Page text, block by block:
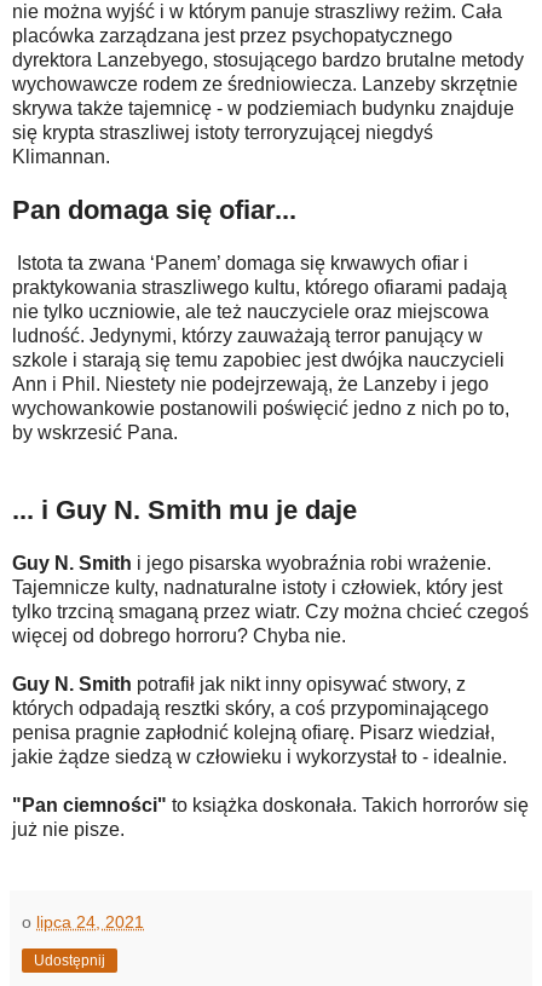
nie można wyjść i w którym panuje straszliwy reżim. Cała
placówka zarządzana jest przez psychopatycznego
dyrektora Lanzebyego, stosującego bardzo brutalne metody
wychowawcze rodem ze średniowiecza. Lanzeby skrzętnie
skrywa także tajemnicę - w podziemiach budynku znajduje
się krypta straszliwej istoty terroryzującej niegdyś
Klimannan.
Pan domaga się ofiar...
Istota ta zwana ‘Panem’ domaga się krwawych ofiar i
praktykowania straszliwego kultu, którego ofiarami padają
nie tylko uczniowie, ale też nauczyciele oraz miejscowa
ludność. Jedynymi, którzy zauważają terror panujący w
szkole i starają się temu zapobiec jest dwójka nauczycieli
Ann i Phil. Niestety nie podejrzewają, że Lanzeby i jego
wychowankowie postanowili poświęcić jedno z nich po to,
by wskrzesić Pana.
... i Guy N. Smith mu je daje
Guy N. Smith i jego pisarska wyobraźnia robi wrażenie.
Tajemnicze kulty, nadnaturalne istoty i człowiek, który jest
tylko trzciną smaganą przez wiatr. Czy można chcieć czegoś
więcej od dobrego horroru? Chyba nie.
Guy N. Smith potrafił jak nikt inny opisywać stwory, z
których odpadają resztki skóry, a coś przypominającego
penisa pragnie zapłodnić kolejną ofiarę. Pisarz wiedział,
jakie żądze siedzą w człowieku i wykorzystał to - idealnie.
"Pan ciemności" to książka doskonała. Takich horrorów się
już nie pisze.
o lipca 24, 2021
Udostępnij